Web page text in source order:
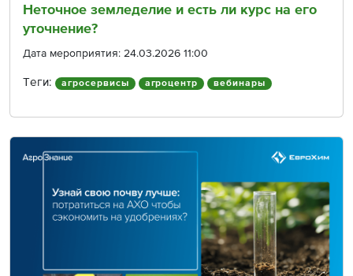
Неточное земледелие и есть ли курс на его
уточнение?
Дата мероприятия: 24.03.2026 11:00
Теги: агросервисы агроцентр вебинары